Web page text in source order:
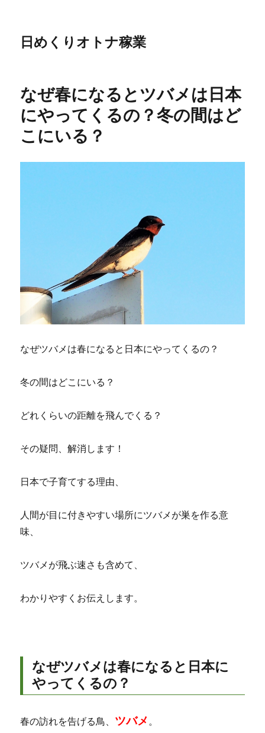
日めくりオトナ稼業
なぜ春になるとツバメは日本
にやってくるの？冬の間はど
こにいる？
なぜツバメは春になると日本にやってくるの？
冬の間はどこにいる？
どれくらいの距離を飛んでくる？
その疑問、解消します！
日本で子育てする理由、
人間が目に付きやすい場所にツバメが巣を作る意
味、
ツバメが飛ぶ速さも含めて、
わかりやすくお伝えします。
なぜツバメは春になると日本に
やってくるの？
春の訪れを告げる鳥、 ツバメ 。